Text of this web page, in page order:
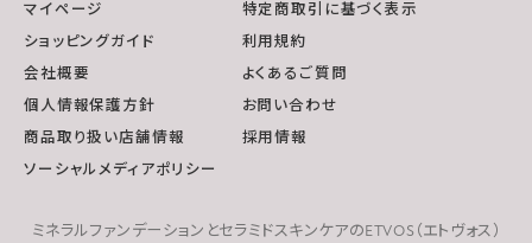
マイページ
特定商取引に基づく表示
ショッピングガイド
利用規約
会社概要
よくあるご質問
個人情報保護方針
お問い合わせ
商品取り扱い店舗情報
採用情報
ソーシャルメディアポリシー
ミネラルファンデーションとセラミドスキンケアのETVOS（エトヴォス）